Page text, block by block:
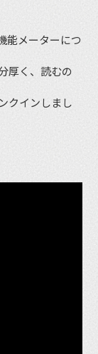
能メーターにつ
厚く、読むの
クインしまし